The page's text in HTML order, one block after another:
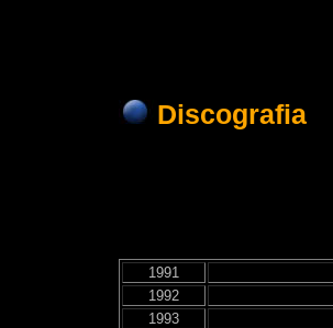
Discografia
1991
1992
1993